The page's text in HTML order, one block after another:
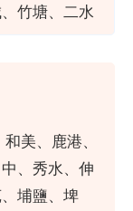
竹塘、二水
美、鹿港、
、秀水、伸
埔鹽、埤